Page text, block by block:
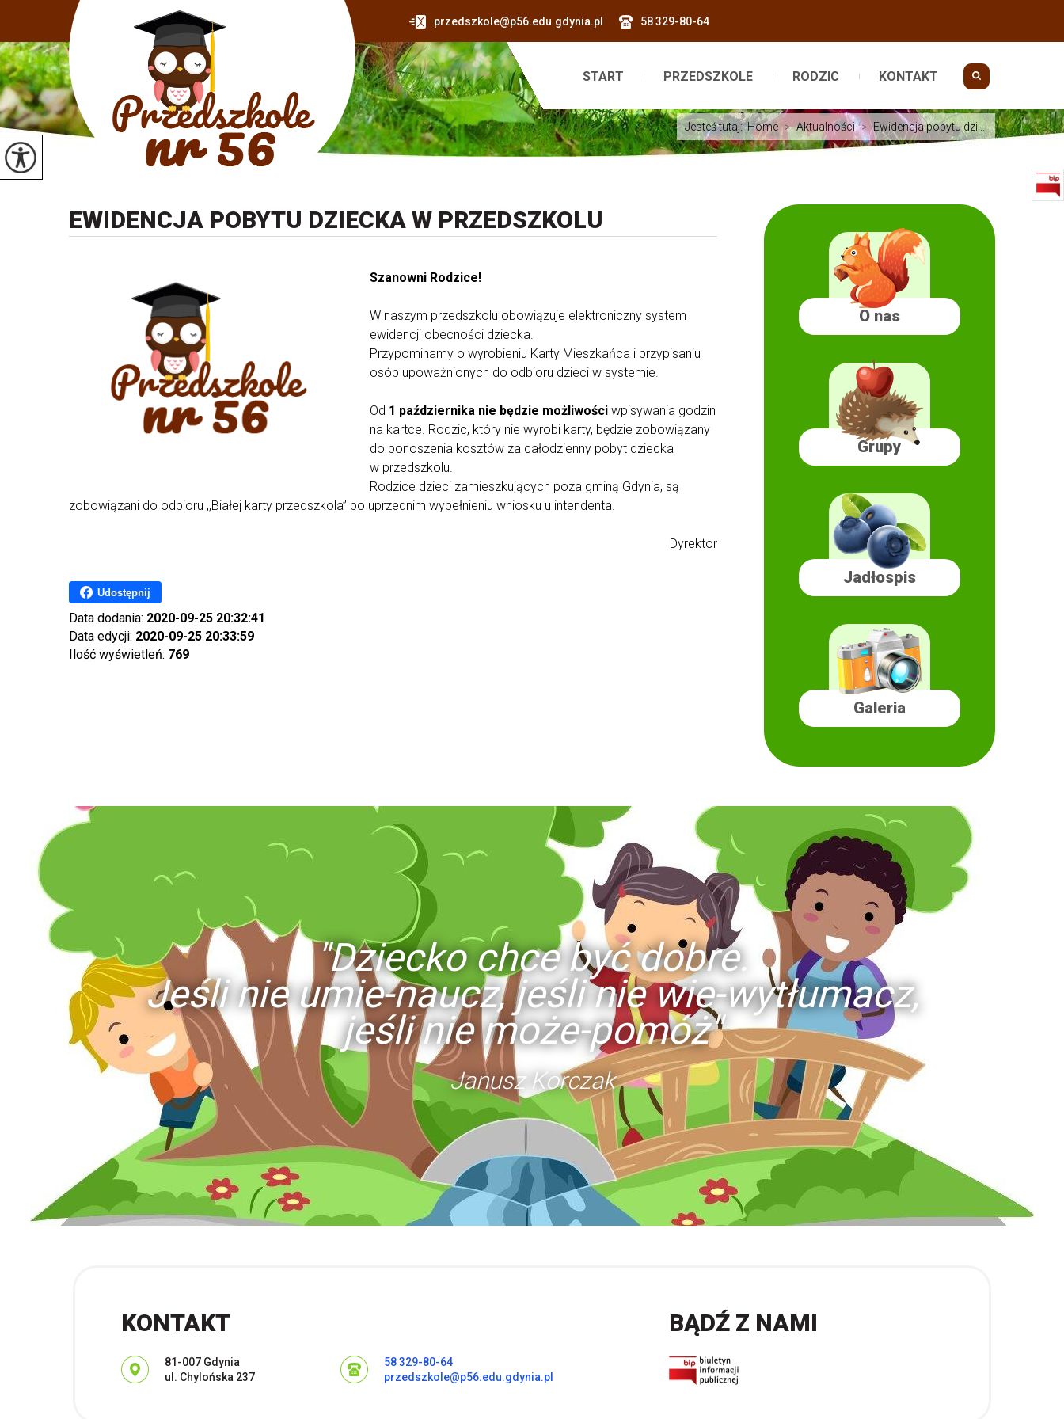
przedszkole@p56.edu.gdynia.pl 58 329-80-64
START PRZEDSZKOLE RODZIC KONTAKT
Jesteś tutaj:Home > Aktualności > Ewidencja pobytu dzi ...
EWIDENCJA POBYTU DZIECKA W PRZEDSZKOLU
Szanowni Rodzice!
W naszym przedszkolu obowiązuje elektroniczny system
ewidencji obecności dziecka.
Przypominamy o wyrobieniu Karty Mieszkańca i przypisaniu
osób upoważnionych do odbioru dzieci w systemie.
Od 1 października nie będzie możliwości wpisywania godzin
na kartce. Rodzic, który nie wyrobi karty, będzie zobowiązany
do ponoszenia kosztów za całodzienny pobyt dziecka
w przedszkolu.
Rodzice dzieci zamieszkujących poza gminą Gdynia, są
zobowiązani do odbioru ,,Białej karty przedszkola” po uprzednim wypełnieniu wniosku u intendenta.
Dyrektor
Udostępnij
Data dodania: 2020-09-25 20:32:41
Data edycji: 2020-09-25 20:33:59
Ilość wyświetleń: 769
O nas
Grupy
Jadłospis
Galeria
"Dziecko chce być dobre.
Jeśli nie umie-naucz, jeśli nie wie-wytłumacz,
jeśli nie może-pomóż"
Janusz Korczak
KONTAKT
Adres pocztowy:
81-007 Gdynia
ul. Chylońska 237
58 329-80-64
przedszkole@p56.edu.gdynia.pl
BĄDŹ Z NAMI